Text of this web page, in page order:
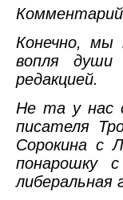
Конечно, мы
вопля души
редакцией.
Не та у нас
писателя
Сорокина с
понарошку
либеральная